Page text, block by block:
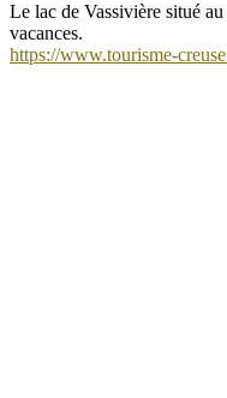
Le lac de Vassivière situé
vacances.
https://www.tourisme-